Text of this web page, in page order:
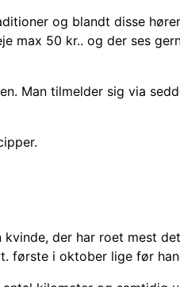
og blandt disse
max 50 kr.. og der ses
Man tilmelder sig via
der har roet mest
første i oktober lige før